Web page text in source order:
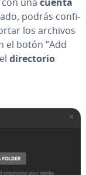
podrás co­n­fi­
los archivos
el botón “Add
di­re­c­to­rio